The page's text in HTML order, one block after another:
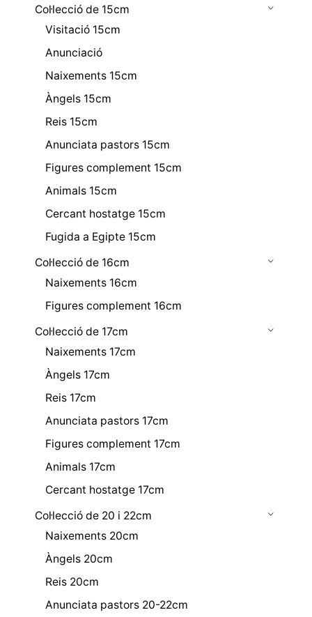
Col·lecció de 15cm
Visitació 15cm
Anunciació
Naixements 15cm
Àngels 15cm
Reis 15cm
Anunciata pastors 15cm
Figures complement 15cm
Animals 15cm
Cercant hostatge 15cm
Fugida a Egipte 15cm
Col·lecció de 16cm
Naixements 16cm
Figures complement 16cm
Col·lecció de 17cm
Naixements 17cm
Àngels 17cm
Reis 17cm
Anunciata pastors 17cm
Figures complement 17cm
Animals 17cm
Cercant hostatge 17cm
Col·lecció de 20 i 22cm
Naixements 20cm
Àngels 20cm
Reis 20cm
Anunciata pastors 20-22cm